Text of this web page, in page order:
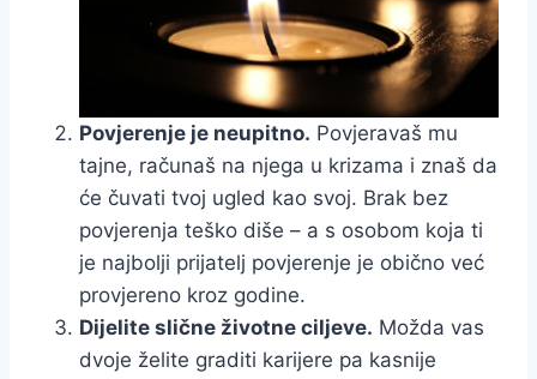
Povjerenje je neupitno. Povjeravaš mu
tajne, računaš na njega u krizama i znaš da
će čuvati tvoj ugled kao svoj. Brak bez
povjerenja teško diše – a s osobom koja ti
je najbolji prijatelj povjerenje je obično već
provjereno kroz godine.
Dijelite slične životne ciljeve. Možda vas
dvoje želite graditi karijere pa kasnije